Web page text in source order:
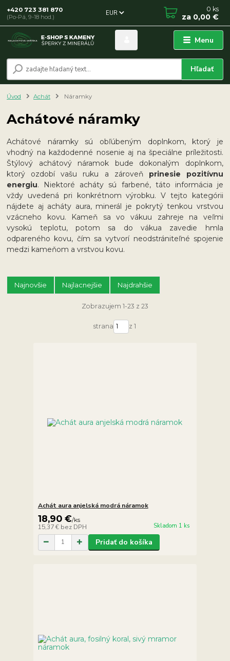
Menu
EUR
Hľadať
+420 723 381 870
(Po-Pá, 9-18 hod.)
0 ks
za 0,00 €
Úvod Achát Náramky
Achátové náramky
Achátové náramky sú obľúbeným doplnkom, ktorý je
vhodný na každodenné nosenie aj na špeciálne príležitosti.
Štýlový achátový náramok bude dokonalým doplnkom,
ktorý ozdobí vašu ruku a zároveň prinesie pozitívnu
energiu. Niektoré acháty sú farbené, táto informácia je
vždy uvedená pri konkrétnom výrobku. V tejto kategórii
nájdete aj acháty aura, minerál je pokrytý tenkou vrstvou
vzácneho kovu. Kameň sa vo vákuu zahreje na veľmi
vysokú teplotu, potom sa do vákua zavedie hmla
odpareného kovu, čím sa vytvorí neodstrániteľné spojenie
medzi kameňom a vrstvou kovu.
Najnovšie Najlacnejšie Najdrahšie
Zobrazujem 1-23 z 23
strana z 1
Achát aura anjelská modrá náramok
18,90 €/ks
15,37 € bez DPH Skladom 1 ks
Pridať do košíka